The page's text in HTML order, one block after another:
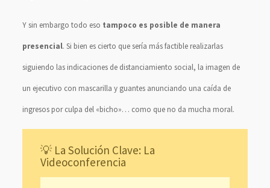
Y sin embargo todo eso tampoco es posible de manera
presencial. Si bien es cierto que sería más factible realizarlas
siguiendo las indicaciones de distanciamiento social, la imagen de
un ejecutivo con mascarilla y guantes anunciando una caída de
ingresos por culpa del «bicho»… como que no da mucha moral.
💡 La Solución Clave: La
Videoconferencia